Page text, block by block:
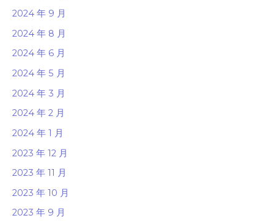
2024 年 9 月
2024 年 8 月
2024 年 6 月
2024 年 5 月
2024 年 3 月
2024 年 2 月
2024 年 1 月
2023 年 12 月
2023 年 11 月
2023 年 10 月
2023 年 9 月